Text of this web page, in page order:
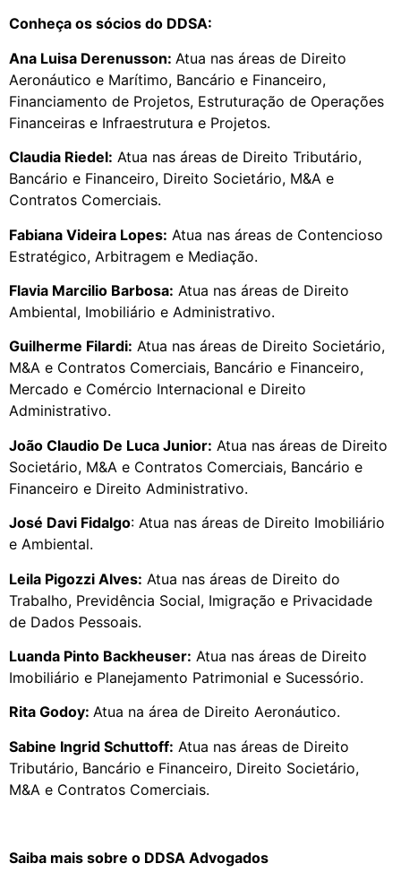
Conheça os sócios do DDSA:
Ana Luisa Derenusson: Atua nas áreas de Direito
Aeronáutico e Marítimo, Bancário e Financeiro,
Financiamento de Projetos, Estruturação de Operações
Financeiras e Infraestrutura e Projetos.
Claudia Riedel: Atua nas áreas de Direito Tributário,
Bancário e Financeiro, Direito Societário, M&A e
Contratos Comerciais.
Fabiana Videira Lopes: Atua nas áreas de Contencioso
Estratégico, Arbitragem e Mediação.
Flavia Marcilio Barbosa: Atua nas áreas de Direito
Ambiental, Imobiliário e Administrativo.
Guilherme Filardi: Atua nas áreas de Direito Societário,
M&A e Contratos Comerciais, Bancário e Financeiro,
Mercado e Comércio Internacional e Direito
Administrativo.
João Claudio De Luca Junior: Atua nas áreas de Direito
Societário, M&A e Contratos Comerciais, Bancário e
Financeiro e Direito Administrativo.
José Davi Fidalgo: Atua nas áreas de Direito Imobiliário
e Ambiental.
Leila Pigozzi Alves: Atua nas áreas de Direito do
Trabalho, Previdência Social, Imigração e Privacidade
de Dados Pessoais.
Luanda Pinto Backheuser: Atua nas áreas de Direito
Imobiliário e Planejamento Patrimonial e Sucessório.
Rita Godoy: Atua na área de Direito Aeronáutico.
Sabine Ingrid Schuttoff: Atua nas áreas de Direito
Tributário, Bancário e Financeiro, Direito Societário,
M&A e Contratos Comerciais.
Saiba mais sobre o DDSA Advogados